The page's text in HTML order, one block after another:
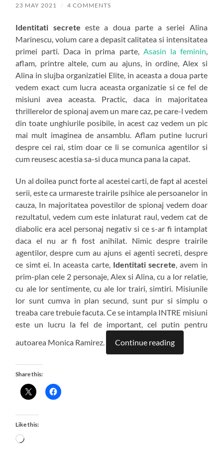
23 MAY 2021 / 4 COMMENTS
Identitati secrete este a doua parte a seriei Alina
Marinescu, volum care a depasit calitatea si intensitatea
primei parti. Daca in prima parte, Asasin la feminin,
aflam, printre altele, cum au ajuns, in ordine, Alex si
Alina in slujba organizatiei Elite, in aceasta a doua parte
vedem exact cum lucra aceasta organizatie si ce fel de
misiuni avea aceasta. Practic, daca in majoritatea
thrillerelor de spionaj avem un mare caz, pe care-l vedem
din toate unghiurile posibile, in acest caz vedem un pic
mai mult imaginea de ansamblu. Aflam putine lucruri
despre cei rai, stim doar ce li se comunica agentilor si
cum reusesc acestia sa-si duca munca pana la capat.
Un al doilea punct forte al acestei carti, de fapt al acestei
serii, este ca urmareste trairile psihice ale persoanelor in
cauza, In majoritatea povestilor de spionaj vedem doar
rezultatul, vedem cum este inlaturat raul, vedem cat de
diabolic era acel personaj negativ si ce s-ar fi intamplat
daca el nu ar fi fost anihilat. Nimic despre trairile
agentilor, despre cum au ajuns ei agenti secreti, despre
ce simt ei. In aceasta carte, Identitati secrete, avem in
prim-plan cele 2 personaje, Alex si Alina, cu a lor relatie,
cu ale lor sentimente, cu ale lor trairi, simtiri. Misiunile
lor sunt cumva in plan secund, sunt pur si simplu o
treaba care trebuie facuta. Ce se intampla INTRE misiuni
este un lucru la fel de important, cel putin pentru
autoarea Monica Ramirez.
Continue reading
Share this:
Like this:
Loading…